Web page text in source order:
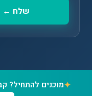
שלח ←
✦מוכנים להתחיל?